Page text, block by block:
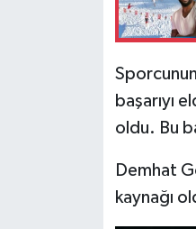
başarıyı
oldu. Bu
Demhat
kaynağı